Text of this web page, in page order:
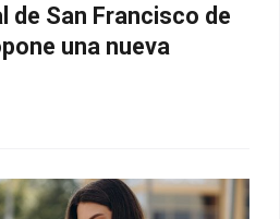
de San Francisco de
una nueva